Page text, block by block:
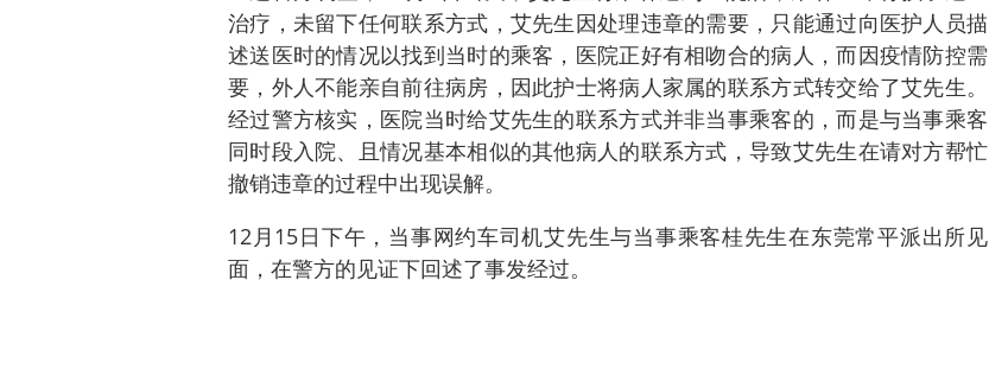
治疗，未留下任何联系方式，艾先生因处理违章的需要，只能通过向医护人员描
述送医时的情况以找到当时的乘客，医院正好有相吻合的病人，而因疫情防控需
要，外人不能亲自前往病房，因此护士将病人家属的联系方式转交给了艾先生。
经过警方核实，医院当时给艾先生的联系方式并非当事乘客的，而是与当事乘客
同时段入院、且情况基本相似的其他病人的联系方式，导致艾先生在请对方帮忙
撤销违章的过程中出现误解。
12月15日下午，当事网约车司机艾先生与当事乘客桂先生在东莞常平派出所见
面，在警方的见证下回述了事发经过。